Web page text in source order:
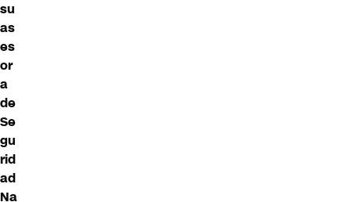
su
as
es
or
a
de
Se
gu
rid
ad
Na